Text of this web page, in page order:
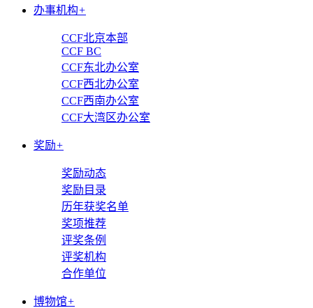
办事机构+
CCF北京本部
CCF BC
CCF东北办公室
CCF西北办公室
CCF西南办公室
CCF大湾区办公室
奖励+
奖励动态
奖励目录
历年获奖名单
奖项推荐
评奖条例
评奖机构
合作单位
博物馆+